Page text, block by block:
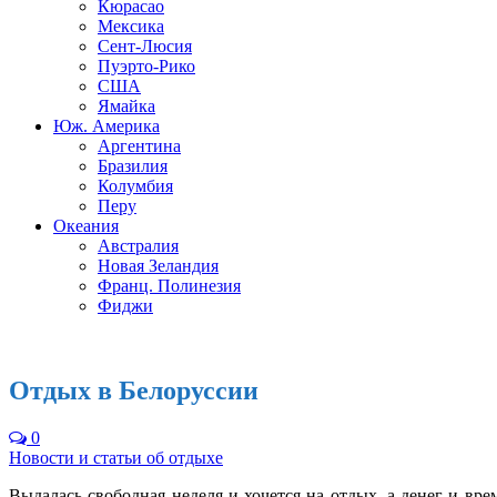
Кюрасао
Мексика
Сент-Люсия
Пуэрто-Рико
США
Ямайка
Юж. Америка
Аргентина
Бразилия
Колумбия
Перу
Океания
Австралия
Новая Зеландия
Франц. Полинезия
Фиджи
Отдых в Белоруссии
0
Новости и статьи об отдыхе